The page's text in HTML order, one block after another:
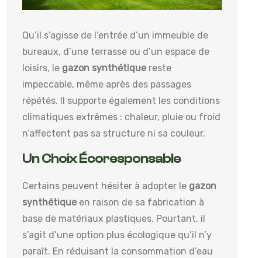
Qu’il s’agisse de l’entrée d’un immeuble de
bureaux, d’une terrasse ou d’un espace de
loisirs, le gazon synthétique reste
impeccable, même après des passages
répétés. Il supporte également les conditions
climatiques extrêmes : chaleur, pluie ou froid
n’affectent pas sa structure ni sa couleur.
Un Choix Écoresponsable
Certains peuvent hésiter à adopter le gazon
synthétique en raison de sa fabrication à
base de matériaux plastiques. Pourtant, il
s’agit d’une option plus écologique qu’il n’y
paraît. En réduisant la consommation d’eau